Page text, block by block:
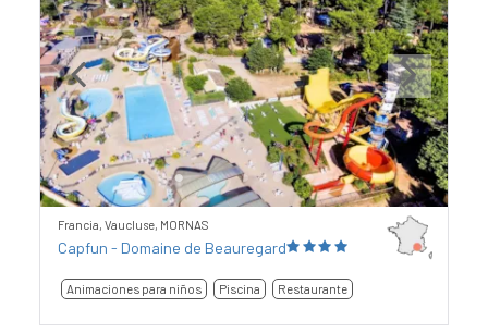
Previous Next
Francia, Vaucluse, MORNAS
Capfun - Domaine de Beauregard
Animaciones para niños Piscina Restaurante